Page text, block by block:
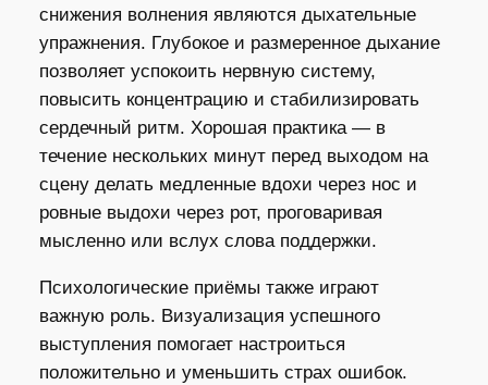
снижения волнения являются дыхательные
упражнения. Глубокое и размеренное дыхание
позволяет успокоить нервную систему,
повысить концентрацию и стабилизировать
сердечный ритм. Хорошая практика — в
течение нескольких минут перед выходом на
сцену делать медленные вдохи через нос и
ровные выдохи через рот, проговаривая
мысленно или вслух слова поддержки.
Психологические приёмы также играют
важную роль. Визуализация успешного
выступления помогает настроиться
положительно и уменьшить страх ошибок.